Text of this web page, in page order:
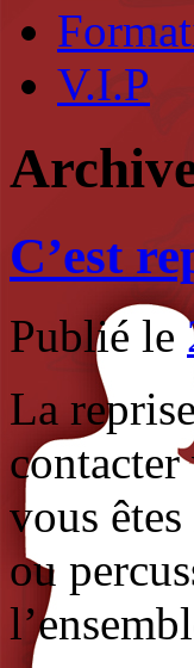
V.I.P
C’est
Publié le
La
vous
ou